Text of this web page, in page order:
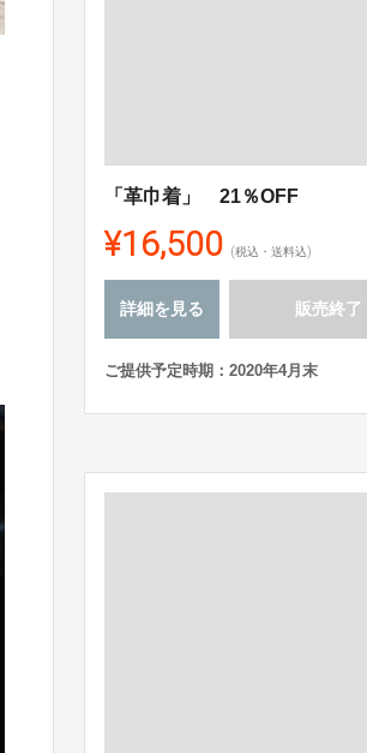
「革巾着」 21％OFF
¥16,500 (税込・送料込)
詳細を見る 販売終了
ご提供予定時期：2020年4月末